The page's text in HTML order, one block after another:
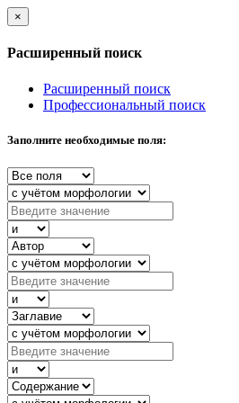
×
Расширенный поиск
Расширенный поиск
Профессиональный поиск
Заполните необходимые поля: